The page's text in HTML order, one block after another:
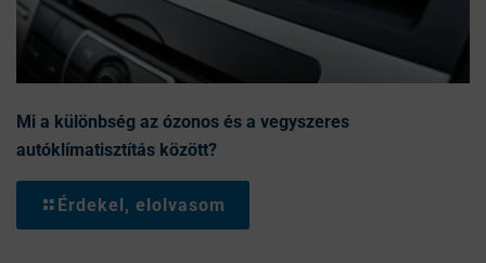
Mi a különbség az ózonos és a vegyszeres
autóklímatisztítás között?
Érdekel, elolvasom